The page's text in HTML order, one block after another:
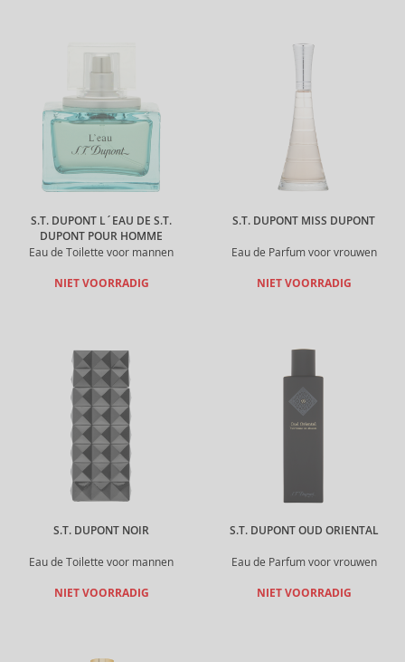
S.T. DUPONT L´EAU DE S.T.
DUPONT POUR HOMME
Eau de Toilette voor mannen
NIET VOORRADIG
S.T. DUPONT MISS DUPONT
Eau de Parfum voor vrouwen
NIET VOORRADIG
S.T. DUPONT NOIR
Eau de Toilette voor mannen
NIET VOORRADIG
S.T. DUPONT OUD ORIENTAL
Eau de Parfum voor vrouwen
NIET VOORRADIG